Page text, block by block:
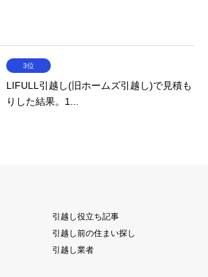
3位
LIFULL引越し(旧ホームズ引越し)で見積も
りした結果。1...
引越し役立ち記事
引越し前の住まい探し
引越し業者